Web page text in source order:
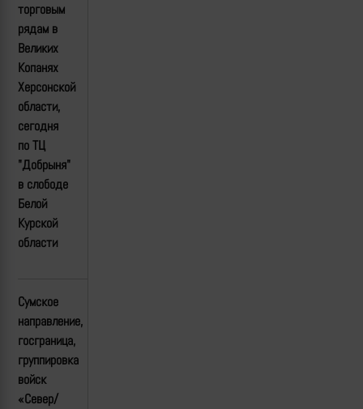
торговым
рядам в
Великих
Копанях
Херсонской
области,
сегодня
по ТЦ
"Добрыня"
в слободе
Белой
Курской
области
Сумское
направление,
госграница,
группировка
войск
«Север/